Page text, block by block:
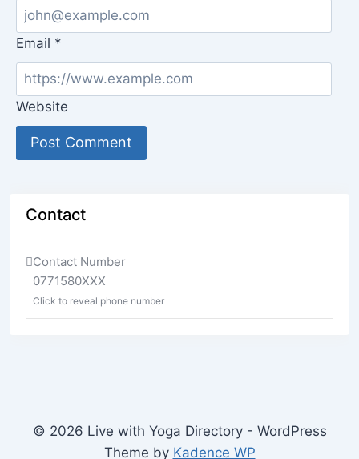
Email *
Website
Contact
Contact Number
0771580XXX
Click to reveal phone number
© 2026 Live with Yoga Directory - WordPress
Theme by Kadence WP